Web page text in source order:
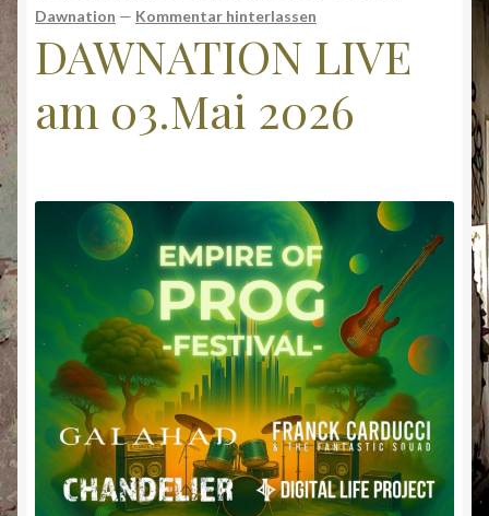
Dawnation — Kommentar hinterlassen
DAWNATION LIVE
am 03.Mai 2026